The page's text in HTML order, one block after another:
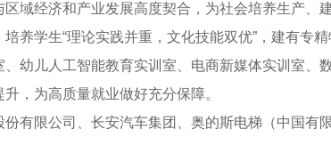
域经济和产业发展高度契合，为社会培养生产、
培养学生“理论实践并重，文化技能双优” ，建有专
幼儿人工智能教育实训室、电商新媒体实训室
，为高质量就业做好充分保障。
有限公司、长安汽车集团、奥的斯电梯（中国